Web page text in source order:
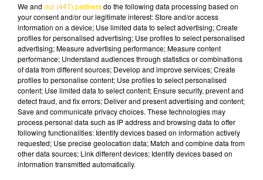
2 décembre 2025 - 4 min 6 sec
L'INFO DE LA HAUTE-LOIRE DU
02/12/25 À 08H29
Ecoutez sur Totem l'information dans le Cantal,
le pays de Brioude et Issoire avec les reportages
de nos journalistes sur le terrain.
We and our (447) partnersdo the following data processing based on
your consent and/or our legitimate interest: Store and/or access
information on a device; Use limited data to select advertising; Create
profiles for personalised advertising; Use profiles to select personalised
advertising; Measure advertising performance; Measure content
performance; Understand audiences through statistics or combinations
of data from different sources; Develop and improve services; Create
profiles to personalise content; Use profiles to select personalised
content; Use limited data to select content; Ensure security, prevent and
detect fraud, and fix errors; Deliver and present advertising and content;
Save and communicate privacy choices. These technologies may
process personal data such as IP address and browsing data to offer
following functionalities: Identify devices based on information actively
requested; Use precise geolocation data; Match and combine data from
other data sources; Link different devices; Identify devices based on
information transmitted automatically.